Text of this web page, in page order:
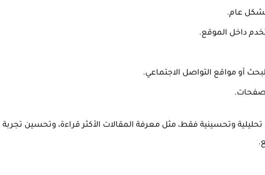
داخل الموقع.
أو مواقع التواصل الاجتماعي.
وتحسينية فقط، مثل معرفة المقالات الأكثر قراءة، وتحسين تجربة